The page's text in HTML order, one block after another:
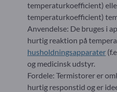
temperaturkoefficient)
temperaturkoefficient)
Anvendelse: De bruges i
hurtig reaktion på
husholdningsapparater
og medicinsk udstyr.
Fordele: Termistorer er
hurtig responstid og er